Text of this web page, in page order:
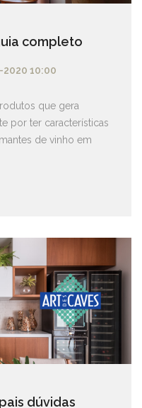
completo
2020 10:00
que gera
por ter características
de vinho em
dúvidas